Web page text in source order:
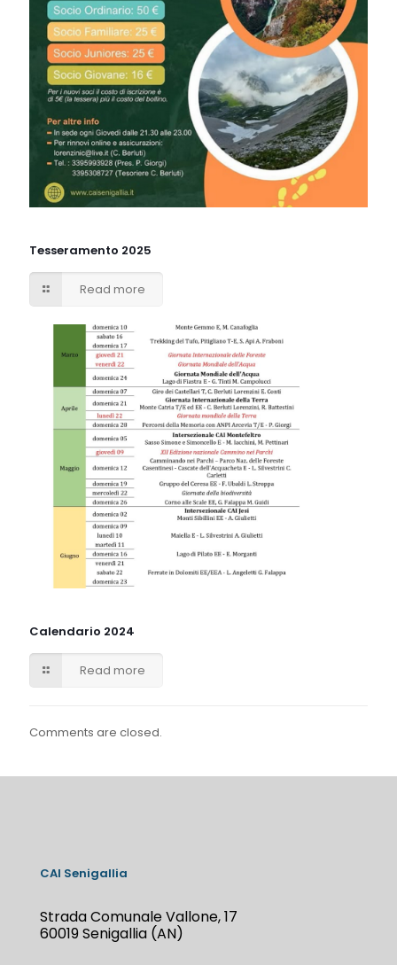
Tesseramento 2025
Read more
Calendario 2024
Read more
Comments are closed.
CAI Senigallia
Strada Comunale Vallone, 17
60019 Senigallia (AN)